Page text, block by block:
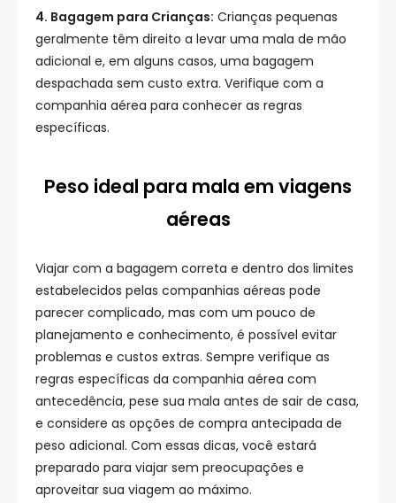
4. Bagagem para Crianças: Crianças pequenas
geralmente têm direito a levar uma mala de mão
adicional e, em alguns casos, uma bagagem
despachada sem custo extra. Verifique com a
companhia aérea para conhecer as regras
específicas.
Peso ideal para mala em viagens
aéreas
Viajar com a bagagem correta e dentro dos limites
estabelecidos pelas companhias aéreas pode
parecer complicado, mas com um pouco de
planejamento e conhecimento, é possível evitar
problemas e custos extras. Sempre verifique as
regras específicas da companhia aérea com
antecedência, pese sua mala antes de sair de casa,
e considere as opções de compra antecipada de
peso adicional. Com essas dicas, você estará
preparado para viajar sem preocupações e
aproveitar sua viagem ao máximo.